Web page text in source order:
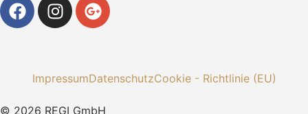
ImpressumDatenschutzCookie - Richtlinie (EU)
© 2026 REGI GmbH